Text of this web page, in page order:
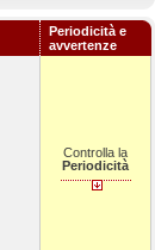
Periodicità e
avvertenze
Controlla la
Periodicità